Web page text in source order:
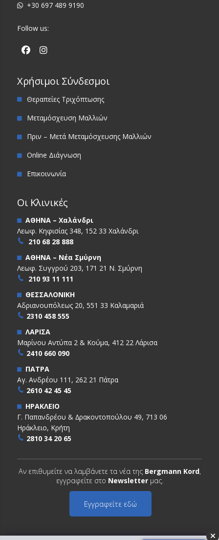
+30 697 489 9190
Follow us:
Χρήσιμοι Σύνδεσμοι
Θεραπείες Τριχόπτωσης
Μεταμόσχευση Μαλλιών
Πριν – Μετά Μεταμόσχευσης Μαλλιών
Online Διάγνωση
Επικοινωνία
Οι Κλινικές
ΑΘΗΝΑ – Χαλάνδρι
Λεωφ. Κηφισίας 348, 152 33 Χαλάνδρι
210 68 28 888
ΑΘΗΝΑ – Νέα Σμύρνη
Λεωφ. Συγγρού 203, 171 21 Ν. Σμύρνη
210 93 11 111
ΘΕΣΣΑΛΟΝΙΚΗ
Αδριανουπόλεως 20, 551 33 Καλαμαριά
2310 458 555
ΛΑΡΙΣΑ
Μαρίνου Αντύπα 2 & Κούμα, 412 22 Λάρισα
2410 660 090
ΠΑΤΡΑ
Αγ. Ανδρέου 111, 262 21 Πάτρα
2610 42 45 45
ΗΡΑΚΛΕΙΟ
Γ. Παπανδρέου & ∆ρακοντοπούλου 49, 713 06
Ηράκλειο, Κρήτη
2810 34 20 65
Αν επιθυμείτε να λαμβάνετε τα νέα της Bergmann Kord,
εγγραφείτε στο Newsletterμας.
Εγγραφείτε εδώ